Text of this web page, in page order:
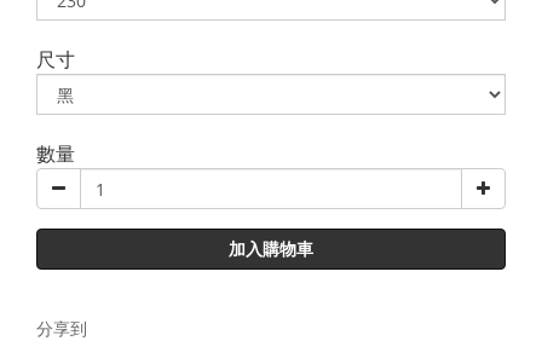
尺寸
數量
加入購物車
分享到